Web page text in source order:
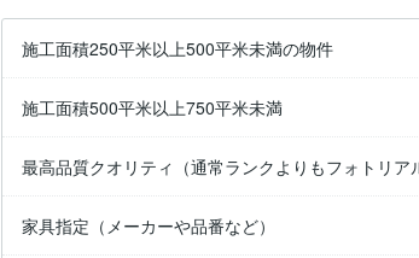
施工面積250平米以上500平米未満の物件
施工面積500平米以上750平米未満
最高品質クオリティ（通常ランクよりもフォトリア
家具指定（メーカーや品番など）